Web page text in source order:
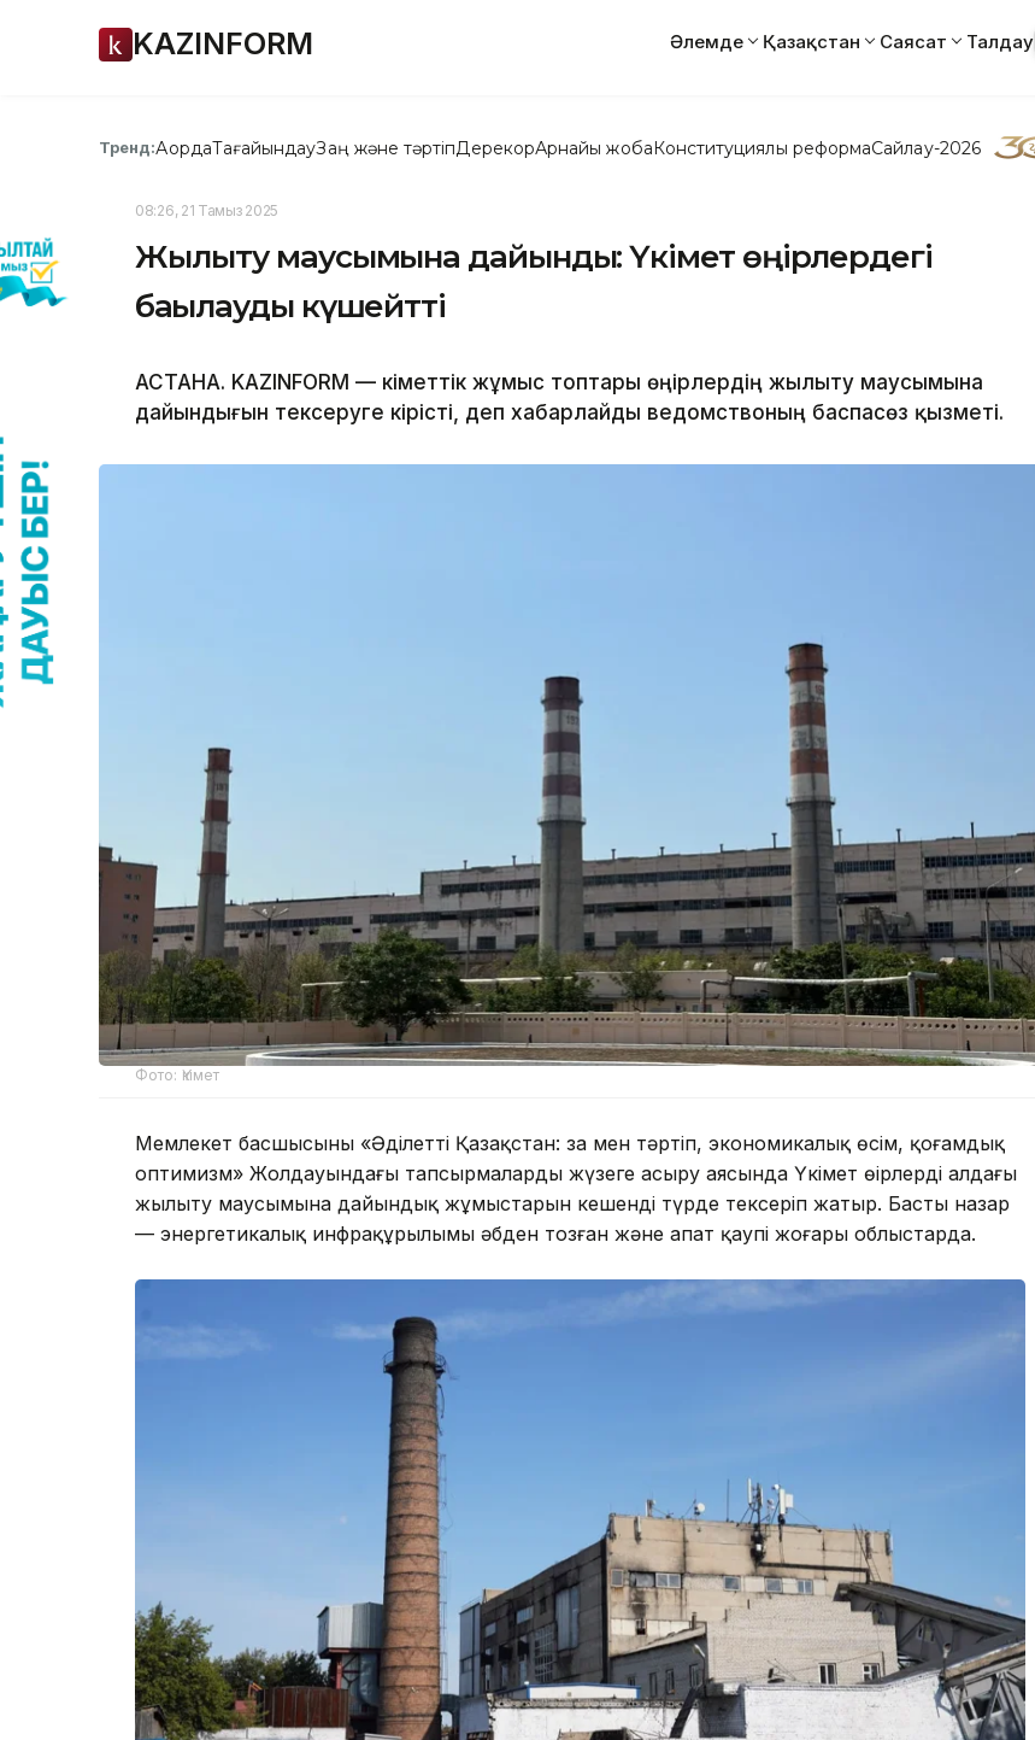
KAZINFORM Әлемде Қазақстан Саясат Талдау
Тренд:АқордаТағайындауЗаң және тәртіпДерекқорАрнайы жобаКонституциялық реформаСайлау-2026
08:26, 21 Тамыз 2025
Жылыту маусымына дайындық: Үкімет өңірлердегі
бақылауды күшейтті
АСТАНА. KAZINFORM — Үкіметтік жұмыс топтары өңірлердің жылыту маусымына
дайындығын тексеруге кірісті, деп хабарлайды ведомствоның баспасөз қызметі.
Фото: Үкімет
Мемлекет басшысының «Әділетті Қазақстан: заң мен тәртіп, экономикалық өсім, қоғамдық
оптимизм» Жолдауындағы тапсырмаларды жүзеге асыру аясында Үкімет өңірлердің алдағы
жылыту маусымына дайындық жұмыстарын кешенді түрде тексеріп жатыр. Басты назар
— энергетикалық инфрақұрылымы әбден тозған және апат қаупі жоғары облыстарда.